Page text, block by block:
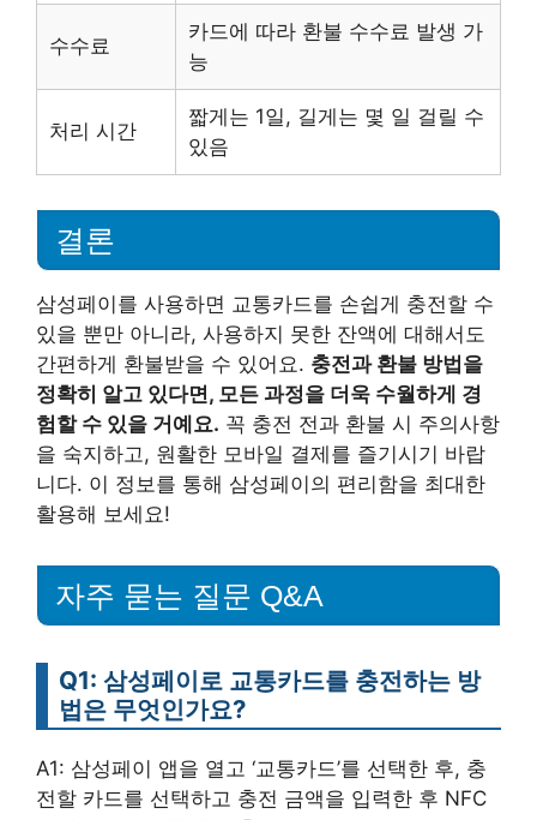
수수료
카드에 따라 환불 수수료 발생 가
능
처리 시간
짧게는 1일, 길게는 몇 일 걸릴 수
있음
결론
삼성페이를 사용하면 교통카드를 손쉽게 충전할 수
있을 뿐만 아니라, 사용하지 못한 잔액에 대해서도
간편하게 환불받을 수 있어요. 충전과 환불 방법을
정확히 알고 있다면, 모든 과정을 더욱 수월하게 경
험할 수 있을 거예요. 꼭 충전 전과 환불 시 주의사항
을 숙지하고, 원활한 모바일 결제를 즐기시기 바랍
니다. 이 정보를 통해 삼성페이의 편리함을 최대한
활용해 보세요!
자주 묻는 질문 Q&A
Q1: 삼성페이로 교통카드를 충전하는 방
법은 무엇인가요?
A1: 삼성페이 앱을 열고 ‘교통카드’를 선택한 후, 충
전할 카드를 선택하고 충전 금액을 입력한 후 NFC